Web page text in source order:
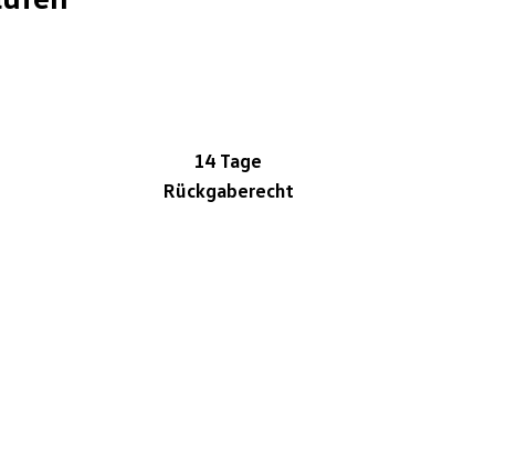
14 Tage
Rückgaberecht